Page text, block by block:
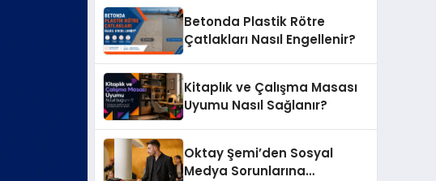
Betonda Plastik Rötre
Çatlakları Nasıl Engellenir?
Kitaplık ve Çalışma Masası
Uyumu Nasıl Sağlanır?
Oktay Şemi’den Sosyal
Medya Sorunlarına